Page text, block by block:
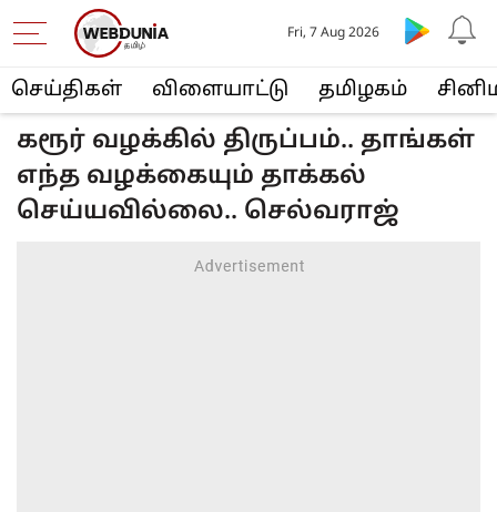
செய்திகள் விளையா‌ட்டு த‌மிழக‌ம்
Fri, 7 Aug 2026
கரூர் வழக்கில் திருப்பம்.. தாங்கள்
எந்த வழக்கையும் தாக்கல்
செய்யவில்லை.. செல்வராஜ்